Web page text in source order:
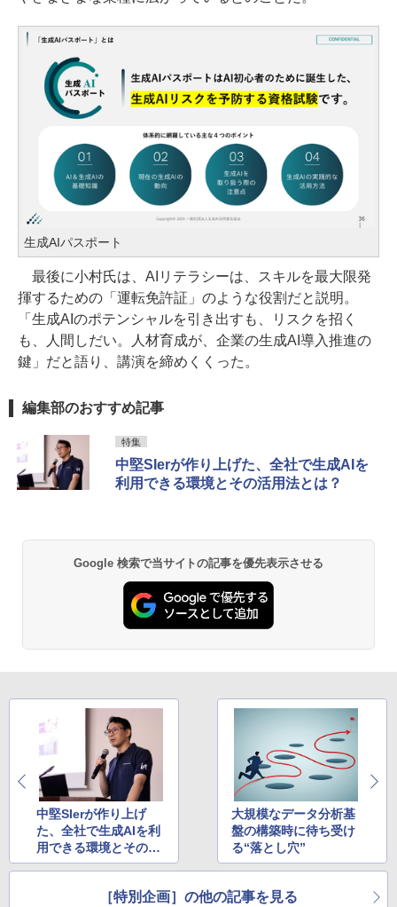
生成AIパスポート
最後に小村氏は、AIリテラシーは、スキルを最大限発
揮するための「運転免許証」のような役割だと説明。
「生成AIのポテンシャルを引き出すも、リスクを招く
も、人間しだい。人材育成が、企業の生成AI導入推進の
鍵」だと語り、講演を締めくくった。
編集部のおすすめ記事
特集
中堅SIerが作り上げた、全社で生成AIを
利用できる環境とその活用法とは？
Google 検索で当サイトの記事を優先表示させる
中堅SIerが作り上げ
た、全社で生成AIを利
用できる環境とその活
用法とは？
大規模なデータ分析基
盤の構築時に待ち受け
る“落とし穴”
［特別企画］の他の記事を見る